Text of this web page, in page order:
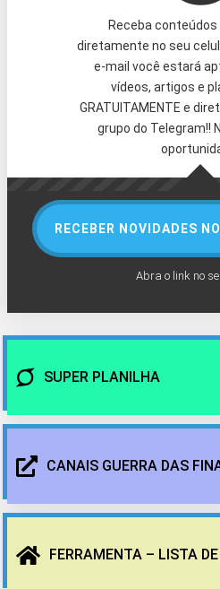
Receba conteúdos
diretamente no seu
e-mail você estará
vídeos, artigos e
GRATUITAMENTE e
grupo do Telegram!!
RECEBER NOVIDADES
Abra o link no
SUPER PLANILHA
CANAIS GUERRA DAS
FERRAMENTA – LISTA DE